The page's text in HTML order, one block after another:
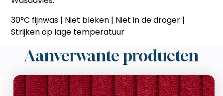
30°C fijnwas | Niet bleken | Niet in de droger |
Strijken op lage temperatuur
Aanverwante producten